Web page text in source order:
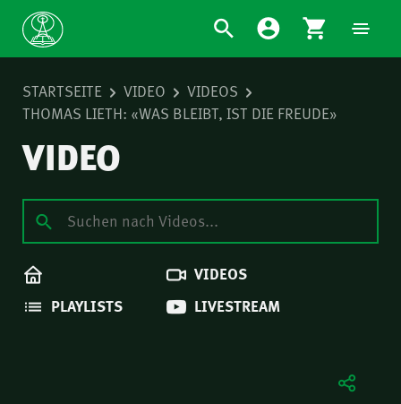
STARTSEITE VIDEO
VIDEOS
THOMAS LIETH: «WAS BLEIBT, IST DIE FREUDE»
VIDEO
VIDEOS
PLAYLISTS
LIVESTREAM